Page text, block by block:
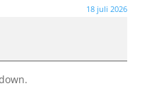
18 juli 2026